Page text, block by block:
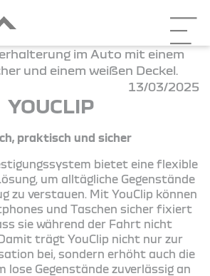
13/03/2025
YOUCLIP
praktisch und sicher
bietet eine flexible
um alltägliche Gegenstände
zu verstauen. Mit YouClip können
und Taschen sicher fixiert
sie während der Fahrt nicht
trägt YouClip nicht nur zur
bei, sondern erhöht auch die
lose Gegenstände zuverlässig an